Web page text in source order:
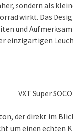
sondern als
wirkt. Das
und
einzigartigen
VXT Super SOCO
der direkt im
um einen echten